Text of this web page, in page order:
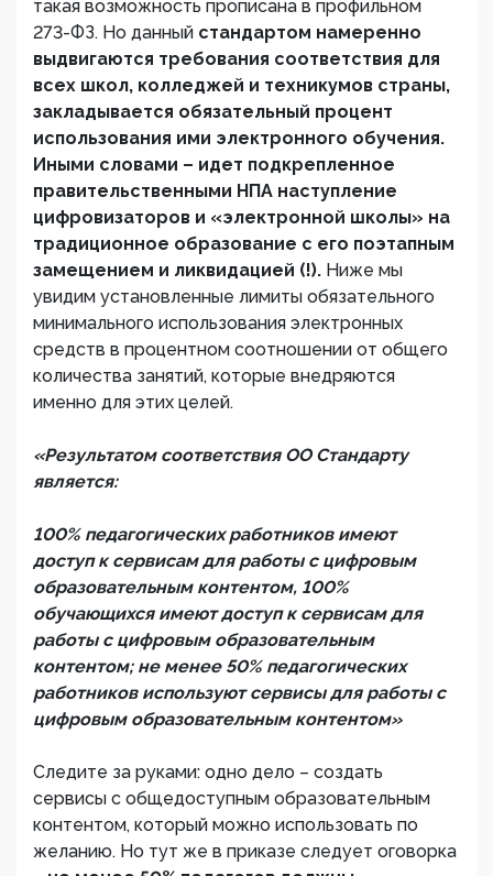
такая возможность прописана в профильном
273-ФЗ. Но данный стандартом намеренно
выдвигаются требования соответствия для
всех школ, колледжей и техникумов страны,
закладывается обязательный процент
использования ими электронного обучения.
Иными словами – идет подкрепленное
правительственными НПА наступление
цифровизаторов и «электронной школы» на
традиционное образование с его поэтапным
замещением и ликвидацией (!). Ниже мы
увидим установленные лимиты обязательного
минимального использования электронных
средств в процентном соотношении от общего
количества занятий, которые внедряются
именно для этих целей.
«Результатом соответствия ОО Стандарту
является:
100% педагогических работников имеют
доступ к сервисам для работы с цифровым
образовательным контентом, 100%
обучающихся имеют доступ к сервисам для
работы с цифровым образовательным
контентом; не менее 50% педагогических
работников используют сервисы для работы с
цифровым образовательным контентом»
Следите за руками: одно дело – создать
сервисы с общедоступным образовательным
контентом, который можно использовать по
желанию. Но тут же в приказе следует оговорка